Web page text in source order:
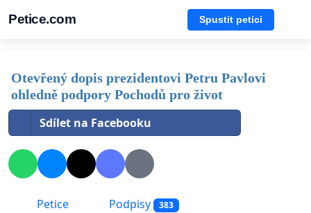
Petice.com Spustit petici
Otevřený dopis prezidentovi Petru Pavlovi
ohledně podpory Pochodů pro život
Sdílet na Facebooku
Petice Podpisy 383